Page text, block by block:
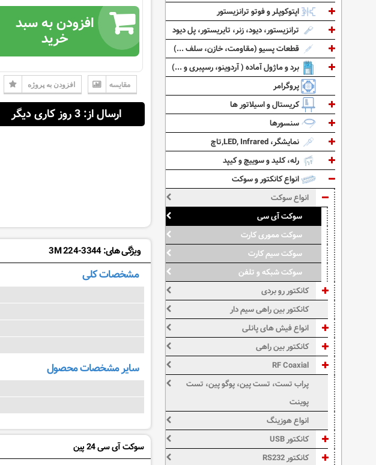
افزودن به سبد
خرید
مقایسه افزودن به پروژه
ارسال از: 3 روز کاری دیگر
ویژگی های: 3M 224-3344
مشخصات کلی
سایر مشخصات محصول
سوکت آی سی 24 پین
اپتوکوپلر و فوتو ترانزیستور
ترانزیستور، دیود، زنر، تایریستور، پل دیود
قطعات پسیو (مقاومت، خازن، سلف ...)
برد و ماژول آماده ( آردوینو، رسپبری و ...)
پروگرامر
کریستال و اسیلاتور ها
سنسورها
نمایشگر، LED, Infrared,تاچ
رله، کلید و سوییچ و کیپد
انواع کانکتور و سوکت
انواع سوکت
سوکت آی سی
سوکت مموری کارت
سوکت سیم کارت
سوکت شبکه و تلفن
کانکتور رو بردی
کانکتور بین راهی سیم دار
انواع فیش های پانلی
کانکتور بین راهی
RF Coaxial
پراب تست، تست پین، پوگو پین، تست
پوینت
انواع هوزینگ
کانکتور USB
کانکتور RS232